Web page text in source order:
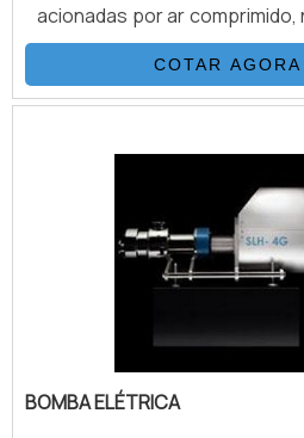
acionadas por ar comprimido,
manualmente e não precisa
para funcionar. De fácil
bombas operam
pressão sem qualquer
energia. A configuração do
fácil e são ideias para
COTAR AGORA
BOMBA ELÉTRICA